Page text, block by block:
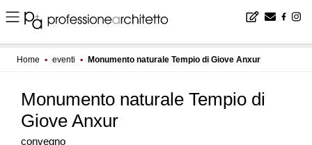
Home ▪ eventi ▪ Monumento naturale Tempio di Giove Anxur
Monumento naturale Tempio di
Giove Anxur
convegno